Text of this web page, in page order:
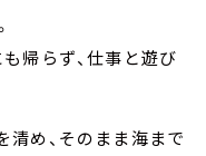
帰らず、仕事と遊び
め、そのまま海まで